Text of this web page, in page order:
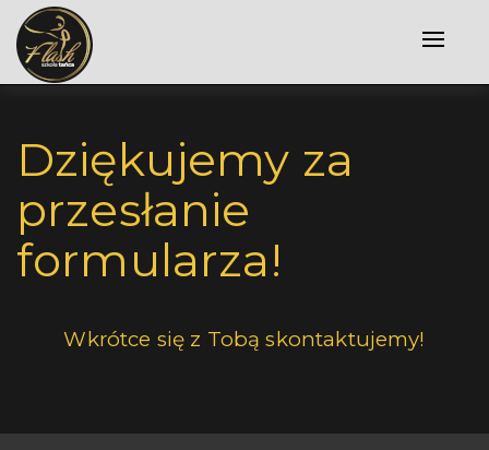
Toggle
Dziękujemy za
przesłanie
formularza!
Wkrótce się z Tobą skontaktujemy!